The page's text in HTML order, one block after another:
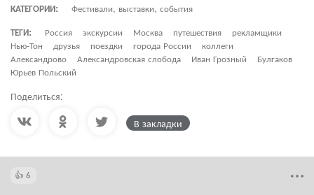
КАТЕГОРИИ:
Фестивали, выставки, события
ТЕГИ:
Россия экскурсии Москва путешествия
рекламщики
Нью-Тон
друзья поездки города России
коллеги
Александрово
Александровская слобода Иван Грозный
Булгаков
Юрьев Польский
Поделиться:
В закладки
6